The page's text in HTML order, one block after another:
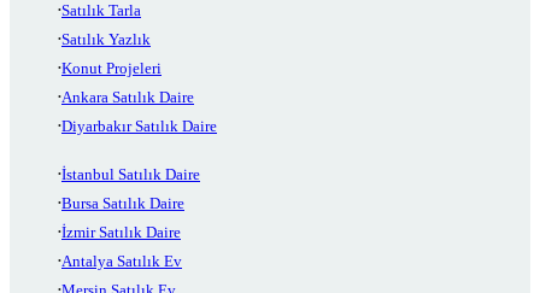
Satılık Tarla
Satılık Yazlık
Konut Projeleri
Ankara Satılık Daire
Diyarbakır Satılık Daire
İstanbul Satılık Daire
Bursa Satılık Daire
İzmir Satılık Daire
Antalya Satılık Ev